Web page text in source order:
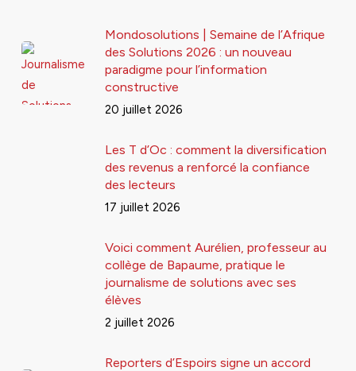
Mondosolutions | Semaine de l’Afrique
des Solutions 2026 : un nouveau
paradigme pour l’information
constructive
20 juillet 2026
Les T d’Oc : comment la diversification
des revenus a renforcé la confiance
des lecteurs
17 juillet 2026
Voici comment Aurélien, professeur au
collège de Bapaume, pratique le
journalisme de solutions avec ses
élèves
2 juillet 2026
Reporters d’Espoirs signe un accord